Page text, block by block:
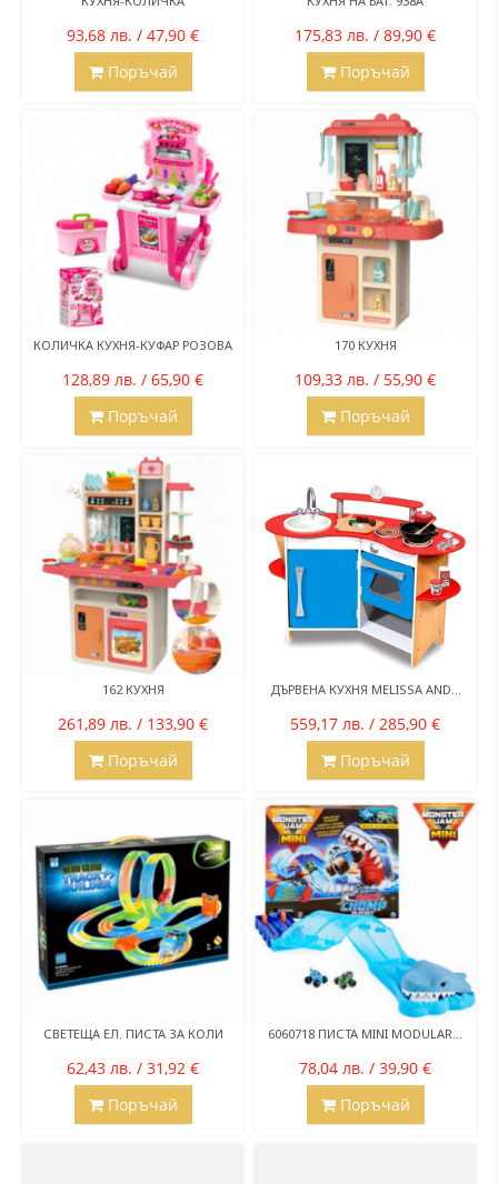
93,68 лв. / 47,90 €
Поръчай
175,83 лв. / 89,90 €
Поръчай
КОЛИЧКА КУХНЯ-КУФАР РОЗОВА
128,89 лв. / 65,90 €
Поръчай
170 КУХНЯ
109,33 лв. / 55,90 €
Поръчай
162 КУХНЯ
261,89 лв. / 133,90 €
Поръчай
ДЪРВЕНА КУХНЯ MELISSA AND...
559,17 лв. / 285,90 €
Поръчай
СВЕТЕЩА ЕЛ. ПИСТА ЗА КОЛИ
62,43 лв. / 31,92 €
Поръчай
6060718 ПИСТА MINI MODULAR...
78,04 лв. / 39,90 €
Поръчай